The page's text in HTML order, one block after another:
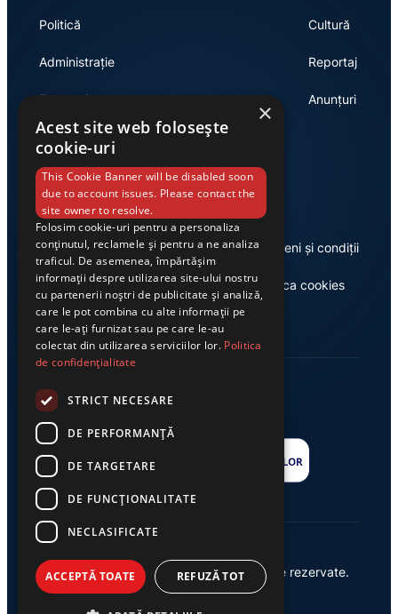
Politică
Administrație
Economie
Cultură
Reportaj
Anunțuri
Link-uri utile
Despre noi
Casa de editură Exclusiv
Termeni și condiții
Politica cookies
© 2026 Ziarul Exclusiv – Toate drepturile rezervate.
Powered by {AW}
×
Acest site web folosește
cookie-uri
This Cookie Banner will be disabled soon
due to account issues. Please contact the
site owner to resolve.
Folosim cookie-uri pentru a personaliza
conținutul, reclamele și pentru a ne analiza
traficul. De asemenea, împărtășim
informații despre utilizarea site-ului nostru
cu partenerii noștri de publicitate și analiză,
care le pot combina cu alte informații pe
care le-ați furnizat sau pe care le-au
colectat din utilizarea serviciilor lor. Politica
de confidențialitate
STRICT NECESARE
DE PERFORMANȚĂ
DE TARGETARE
DE FUNCŢIONALITATE
NECLASIFICATE
ACCEPTĂ TOATE REFUZĂ TOT